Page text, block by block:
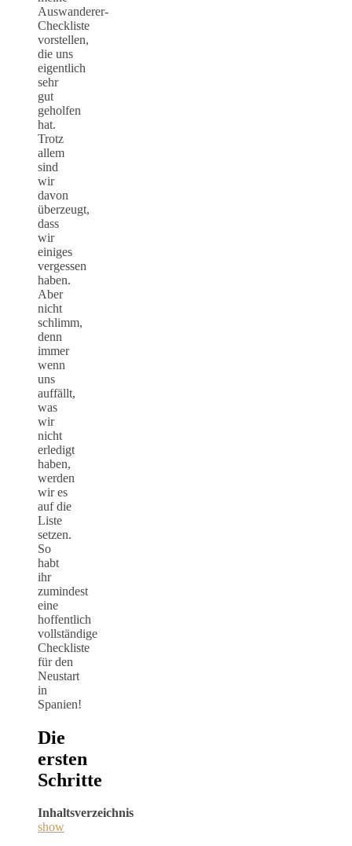
Auswanderer-
Checkliste
vorstellen,
die uns
eigentlich
sehr
gut
geholfen
hat.
Trotz
allem
sind
wir
davon
überzeugt,
dass
wir
einiges
vergessen
haben.
Aber
nicht
schlimm,
denn
immer
wenn
uns
auffällt,
was
wir
nicht
erledigt
haben,
werden
wir es
auf die
Liste
setzen.
So
habt
ihr
zumindest
eine
hoffentlich
vollständige
Checkliste
für den
Neustart
in
Spanien!
Die
ersten
Schritte
Inhaltsverzeichnis
show